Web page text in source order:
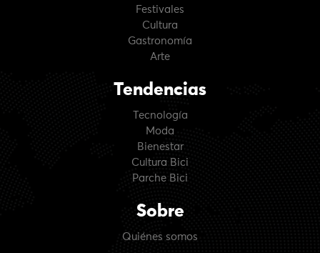
Festivales
Cultura
Gastronomía
Arte
Tendencias
Tecnología
Moda
Bienestar
Cultura Bici
Parche Bici
Sobre
Quiénes somos